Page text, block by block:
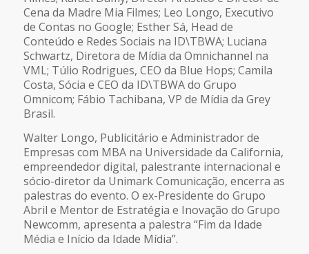
Cena da Madre Mia Filmes; Leo Longo, Executivo
de Contas no Google; Esther Sá, Head de
Conteúdo e Redes Sociais na ID\TBWA; Luciana
Schwartz, Diretora de Mídia da Omnichannel na
VML; Túlio Rodrigues, CEO da Blue Hops; Camila
Costa, Sócia e CEO da ID\TBWA do Grupo
Omnicom; Fábio Tachibana, VP de Mídia da Grey
Brasil.
Walter Longo, Publicitário e Administrador de
Empresas com MBA na Universidade da California,
empreendedor digital, palestrante internacional e
sócio-diretor da Unimark Comunicação, encerra as
palestras do evento. O ex-Presidente do Grupo
Abril e Mentor de Estratégia e Inovação do Grupo
Newcomm, apresenta a palestra “Fim da Idade
Média e Início da Idade Mídia”.